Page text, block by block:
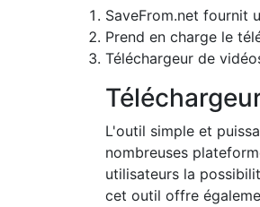
SaveFrom.net fournit
Prend en charge le
Téléchargeur de
L'outil simple et
nombreuses
utilisateurs la
cet outil offre